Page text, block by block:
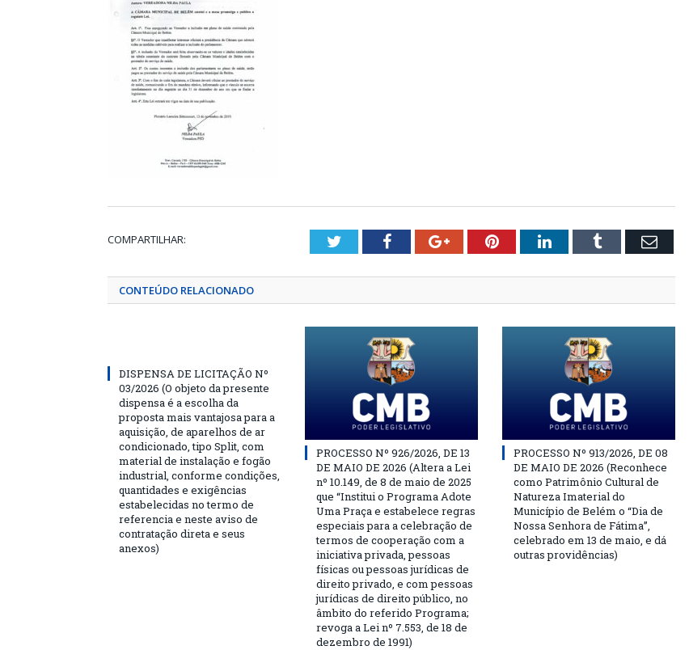
COMPARTILHAR: TwitterFacebookGoogle+PinterestLinkedInTumblr Email
CONTEÚDO RELACIONADO
DISPENSA DE LICITAÇÃO Nº
03/2026 (O objeto da presente
dispensa é a escolha da
proposta mais vantajosa para a
aquisição, de aparelhos de ar
condicionado, tipo Split, com
material de instalação e fogão
industrial, conforme condições,
quantidades e exigências
estabelecidas no termo de
referencia e neste aviso de
contratação direta e seus
anexos)
PROCESSO Nº 926/2026, DE 13
DE MAIO DE 2026 (Altera a Lei
nº 10.149, de 8 de maio de 2025
que “Institui o Programa Adote
Uma Praça e estabelece regras
especiais para a celebração de
termos de cooperação com a
iniciativa privada, pessoas
físicas ou pessoas jurídicas de
direito privado, e com pessoas
jurídicas de direito público, no
âmbito do referido Programa;
revoga a Lei nº 7.553, de 18 de
dezembro de 1991)
PROCESSO Nº 913/2026, DE 08
DE MAIO DE 2026 (Reconhece
como Patrimônio Cultural de
Natureza Imaterial do
Município de Belém o “Dia de
Nossa Senhora de Fátima”,
celebrado em 13 de maio, e dá
outras providências)